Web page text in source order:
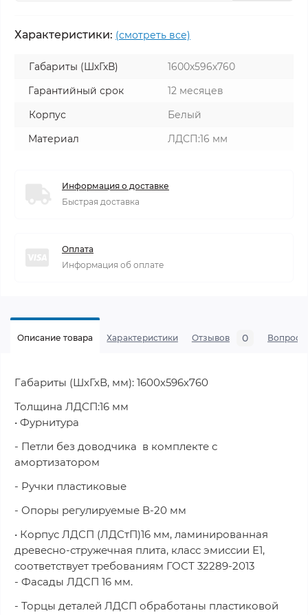
Характеристики: (смотреть все)
Габариты (ШхГхВ)
1600х596х760
Гарантийный срок
12 месяцев
Корпус
Белый
Материал
ЛДСП:16 мм
Информация о доставке
Быстрая доставка
Оплата
Информация об оплате
Описание товара Характеристики Отзывов 0 Вопросы
Габариты (ШхГхВ, мм): 1600х596х760
Толщина ЛДСП:16 мм
• Фурнитура
- Петли без доводчика в комплекте с
амортизатором
- Ручки пластиковые
- Опоры регулируемые В-20 мм
• Корпус ЛДСП (ЛДСтП)16 мм, ламинированная
древесно-стружечная плита, класс эмиссии Е1,
соответствует требованиям ГОСТ 32289-2013
- Фасады ЛДСП 16 мм.
- Торцы деталей ЛДСП обработаны пластиковой